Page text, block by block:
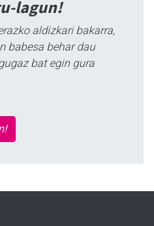
lagun!
aldizkari bakarra,
babesa behar dau
bat egin gura